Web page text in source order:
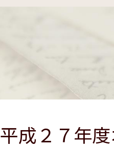
平成２７年